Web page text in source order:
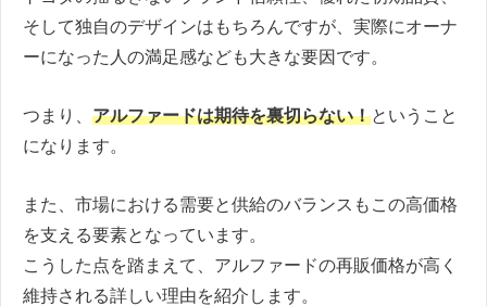
そして独自のデザインはもちろんですが、実際にオーナ
ーになった人の満足感なども大きな要因です。
つまり、 アルファードは期待を裏切らない！ということ
になります。
また、市場における需要と供給のバランスもこの高価格
を支える要素となっています。
こうした点を踏まえて、アルファードの再販価格が高く
維持される詳しい理由を紹介します。